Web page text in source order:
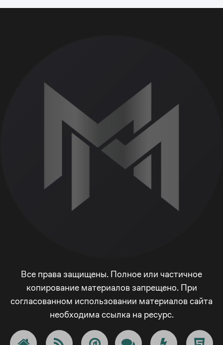
Все права защищены. Полное или частичное
копирование материалов запрещено. При
согласованном использовании материалов сайта
необходима ссылка на ресурс.